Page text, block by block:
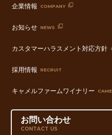
企業情報 COMPANY
お知らせ NEWS
カスタマーハラスメント対応方針
採用情報 RECRUIT
キャメルファームワイナリー
お問い合わせ
CONTACT US